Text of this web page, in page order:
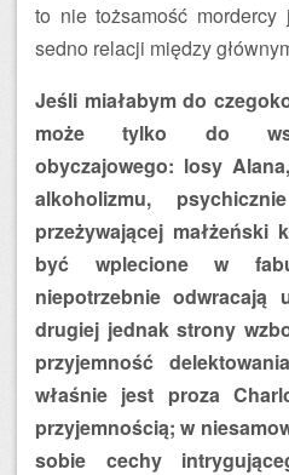
to nie tożsamość
sedno relacji między
Jeśli miałabym do
może tylko do
obyczajowego: losy
alkoholizmu,
przeżywającej małżeński
być wplecione w
niepotrzebnie
drugiej jednak strony
przyjemność
właśnie jest proza
przyjemnością; w
sobie cechy